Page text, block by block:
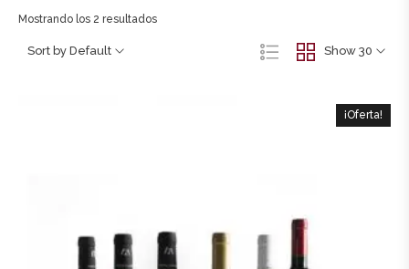
Mostrando los 2 resultados
Show 30
Sort by Default
¡Oferta!